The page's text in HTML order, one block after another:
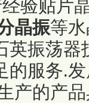
验贴片
晶振等
英振荡
的服务.
产的产